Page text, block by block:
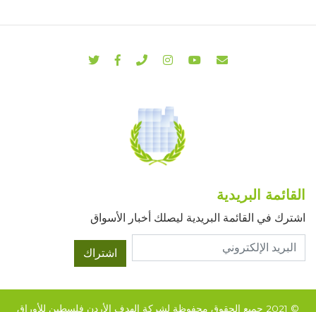
القائمة البريدية
اشترك في القائمة البريدية ليصلك أخبار الأسواق
اشتراك
© 2021 جميع الحقوق محفوظة لشركة الهدف الأردن فلسطين للأوراق